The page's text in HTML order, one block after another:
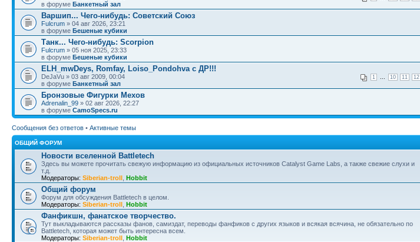
в форуме Банкетный зал
Варшип... Чего-нибудь: Советский Союз
Fulcrum » 04 авг 2026, 23:21
в форуме Бешеные кубики
Танк... Чего-нибудь: Scorpion
Fulcrum » 05 ноя 2025, 23:33
в форуме Бешеные кубики
ELH_mwDeys, Romfay, Loiso_Pondohva с ДР!!!
1 10 11 12
DeJaVu » 03 авг 2009, 00:04
в форуме Банкетный зал
Бронзовые Фигурки Мехов
Adrenalin_99 » 02 авг 2026, 22:27
в форуме CamoSpecs.ru
Сообщения без ответов • Активные темы
ОБЩИЙ ФОРУМ
Новости вселенной Battletech
Здесь вы можете прочитать свежую информацию из официальных источников Catalyst Game Labs, а также свежие слухи и
т.д.
Модераторы: Siberian-troll Hobbit
Общий форум
Форум для обсуждения Battletech в целом.
Модераторы: Siberian-troll Hobbit
Фанфикшн, фанатское творчество.
Тут выкладываются рассказы фанов, самиздат, переводы фанфиков с других языков и всякая всячина, не обязательно по
Battletech, которая может быть интересна всем.
Модераторы: Siberian-troll Hobbit